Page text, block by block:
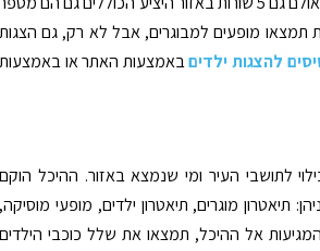
תמצאו מופעים למבוגרים, אבל לא רק, גם הצגות
להצגות ילדיםבאמצעות האתר או באמצעות
לתושבי העיר ומי שנמצא באזור. ההיכל הוקם
בניהן: תיאטרון מוגרים, תיאטרון ילדים, מופעי מוסיקה,
המגיעות אל ההיכל, תמצאו את שלל כוכבי הילדים